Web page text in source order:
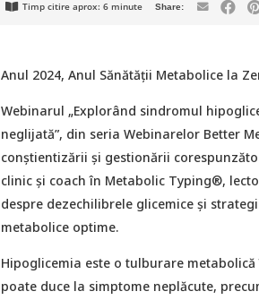
Timp citire aprox: 6 minute
Anul 2024, Anul Sănătății Metabolice la
Webinarul „Explorând sindromul
neglijată”, din seria Webinarelor Better
conștientizării și gestionării
clinic și coach în Metabolic Typing®,
despre dezechilibrele glicemice și
metabolice optime.
Hipoglicemia este o tulburare
poate duce la simptome neplăcute,